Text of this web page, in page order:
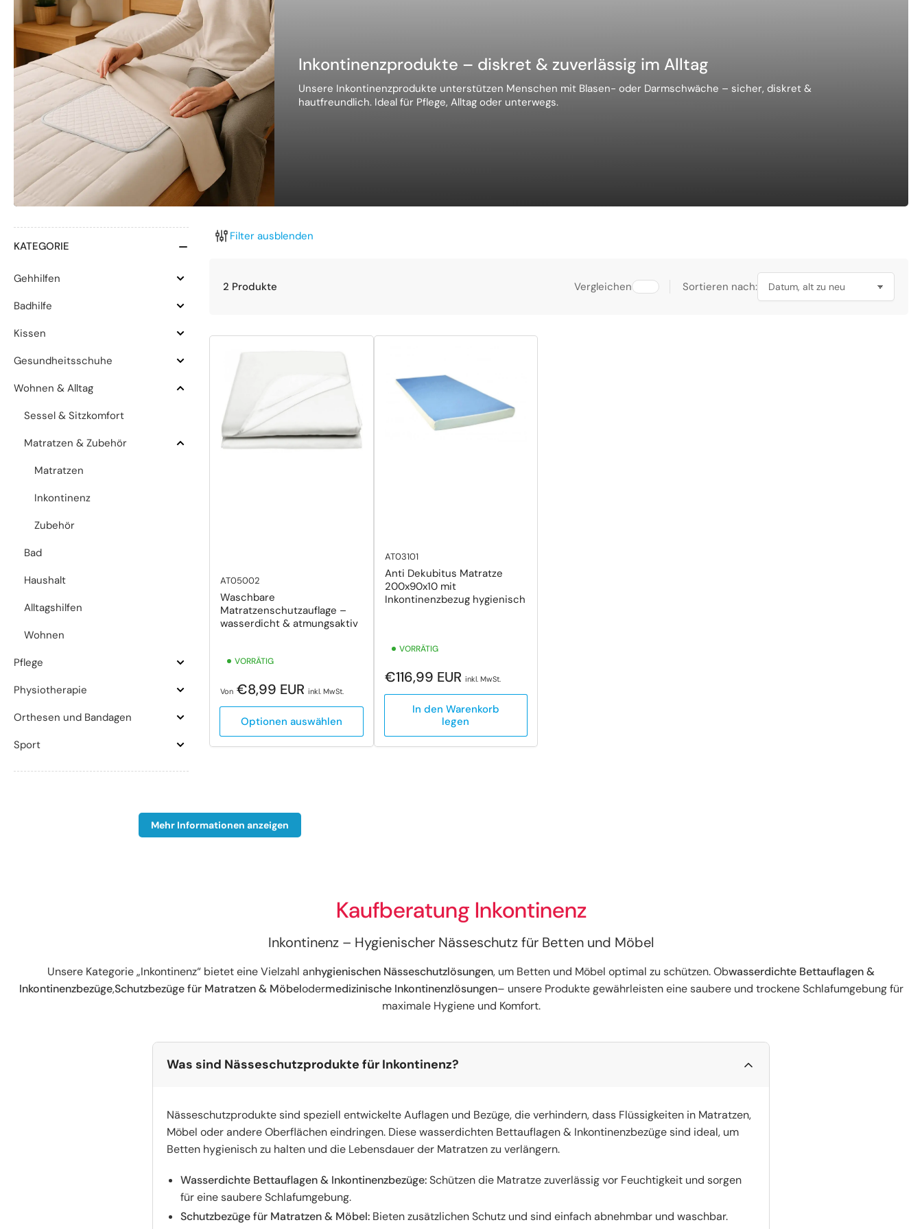
Inkontinenzprodukte – diskret & zuverlässig im Alltag
Unsere Inkontinenzprodukte unterstützen Menschen mit Blasen- oder Darmschwäche – sicher, diskret &
hautfreundlich. Ideal für Pflege, Alltag oder unterwegs.
KATEGORIE
Gehhilfen
Gehhilfen
Badhilfe
Badhilfe
Kissen
Kissen
Gesundheitsschuhe
Gesundheitsschuhe
Wohnen & Alltag
Wohnen
einklappen
Sessel & Sitzkomfort
Matratzen & Zubehör
Matratzen
Matratzen
Inkontinenz
Zubehör
Bad
Haushalt
Alltagshilfen
Wohnen
Pflege
Pflege
Physiotherapie
Physiotherapie
aufklappen
Orthesen und Bandagen
Orthesen
Bandagen
Sport
Sport
Filter ausblenden
Sortieren nach:
2 Produkte Vergleichen
AT05002
Waschbare
Matratzenschutzauflage –
wasserdicht & atmungsaktiv
VORRÄTIG
Normaler
Von€8,99 EUR inkl. MwSt.
Optionen auswählen
AT03101
Anti Dekubitus Matratze
200x90x10 mit
Inkontinenzbezug hygienisch
VORRÄTIG
Normaler
€116,99 EUR inkl. MwSt.
In den Warenkorb
legen
Mehr Informationen anzeigen
Kaufberatung Inkontinenz
Inkontinenz – Hygienischer Nässeschutz für Betten und Möbel
Unsere Kategorie „Inkontinenz“ bietet eine Vielzahl anhygienischen Nässeschutzlösungen, um Betten und Möbel optimal zu schützen. Obwasserdichte Bettauflagen &
Inkontinenzbezüge,Schutzbezüge für Matratzen & Möbelodermedizinische Inkontinenzlösungen– unsere Produkte gewährleisten eine saubere und trockene Schlafumgebung für
maximale Hygiene und Komfort.
Was sind Nässeschutzprodukte für Inkontinenz?
Nässeschutzprodukte sind speziell entwickelte Auflagen und Bezüge, die verhindern, dass Flüssigkeiten in Matratzen,
Möbel oder andere Oberflächen eindringen. Diese wasserdichten Bettauflagen & Inkontinenzbezüge sind ideal, um
Betten hygienisch zu halten und die Lebensdauer der Matratzen zu verlängern.
Wasserdichte Bettauflagen & Inkontinenzbezüge:Schützen die Matratze zuverlässig vor Feuchtigkeit und sorgen
für eine saubere Schlafumgebung.
Schutzbezüge für Matratzen & Möbel: Bieten zusätzlichen Schutz und sind einfach abnehmbar und waschbar.